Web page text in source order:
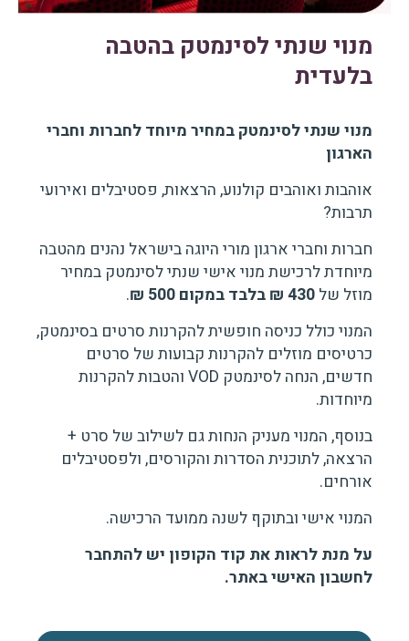
מנוי שנתי לסינמטק בהטבה
בלעדית
מנוי שנתי לסינמטק במחיר מיוחד לחברות וחברי
הארגון
אוהבות ואוהבים קולנוע, הרצאות, פסטיבלים ואירועי
תרבות?
חברות וחברי ארגון מורי היוגה בישראל נהנים מהטבה
מיוחדת לרכישת מנוי אישי שנתי לסינמטק במחיר
מוזל של 430 ₪ בלבד במקום 500 ₪
.
המנוי כולל כניסה חופשית להקרנות סרטים בסינמטק,
כרטיסים מוזלים להקרנות קבועות של סרטים
חדשים, הנחה לסינמטק VOD והטבות להקרנות
מיוחדות.
בנוסף, המנוי מעניק הנחות גם לשילוב של סרט +
הרצאה, לתוכנית הסדרות והקורסים, ולפסטיבלים
אורחים.
המנוי אישי ובתוקף לשנה ממועד הרכישה.
על מנת לראות את קוד הקופון יש להתחבר
לחשבון האישי באתר.